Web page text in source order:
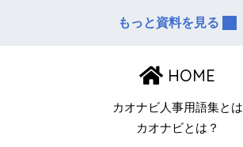
もっと資料を見る
HOME
カオナビ人事用語集とは
カオナビとは？